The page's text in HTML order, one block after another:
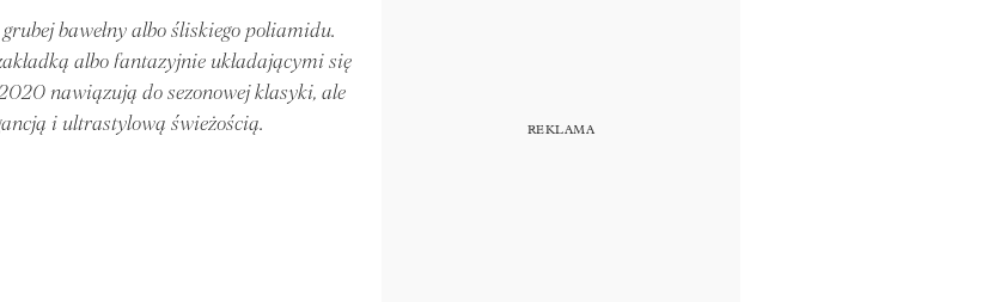
bawełny albo śliskiego poliamidu.
albo fantazyjnie układającymi się
nawiązują do sezonowej klasyki, ale
i ultrastylową świeżością.